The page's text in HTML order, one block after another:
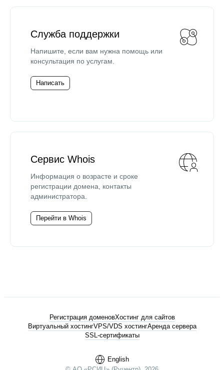
Служба поддержки
Напишите, если вам нужна помощь или
консультация по услугам.
Написать
Сервис Whois
Информация о возрасте и сроке
регистрации домена, контакты
администратора.
Перейти в Whois
English
Регистрация доменовХостинг для сайтов
Виртуальный хостингVPS/VDS хостингАренда сервера
SSL-сертификаты